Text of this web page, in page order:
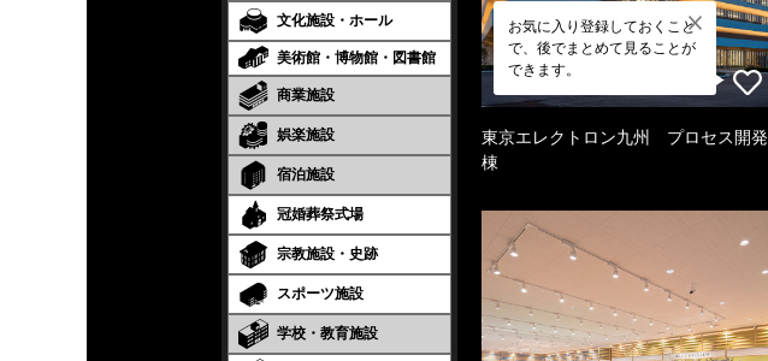
文化施設・ホール
美術館・博物館・図書館
商業施設
娯楽施設
宿泊施設
冠婚葬祭式場
宗教施設・史跡
スポーツ施設
学校・教育施設
お気に入り登録しておくこと
で、後でまとめて見ることが
できます。
東京エレクトロン九州 プロセス開発
棟